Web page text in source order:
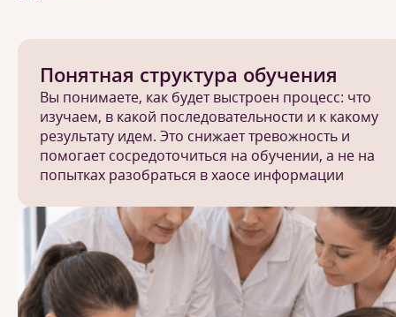
Понятная структура обучения
Вы понимаете, как будет выстроен процесс: что
изучаем, в какой последовательности и к какому
результату идем. Это снижает тревожность и
помогает сосредоточиться на обучении, а не на
попытках разобраться в хаосе информации